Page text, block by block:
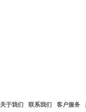
关于我们 联系我们 客户服务